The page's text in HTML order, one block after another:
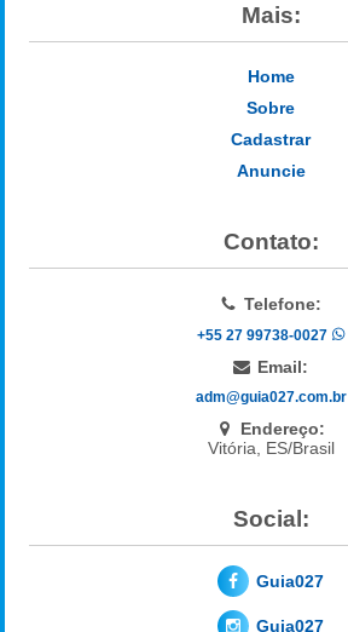
Mais:
Home
Sobre
Cadastrar
Anuncie
Contato:
Telefone:
+55 27 99738-0027
Email:
adm@guia027.com.br
Endereço:
Vitória, ES/Brasil
Social:
Guia027
Guia027